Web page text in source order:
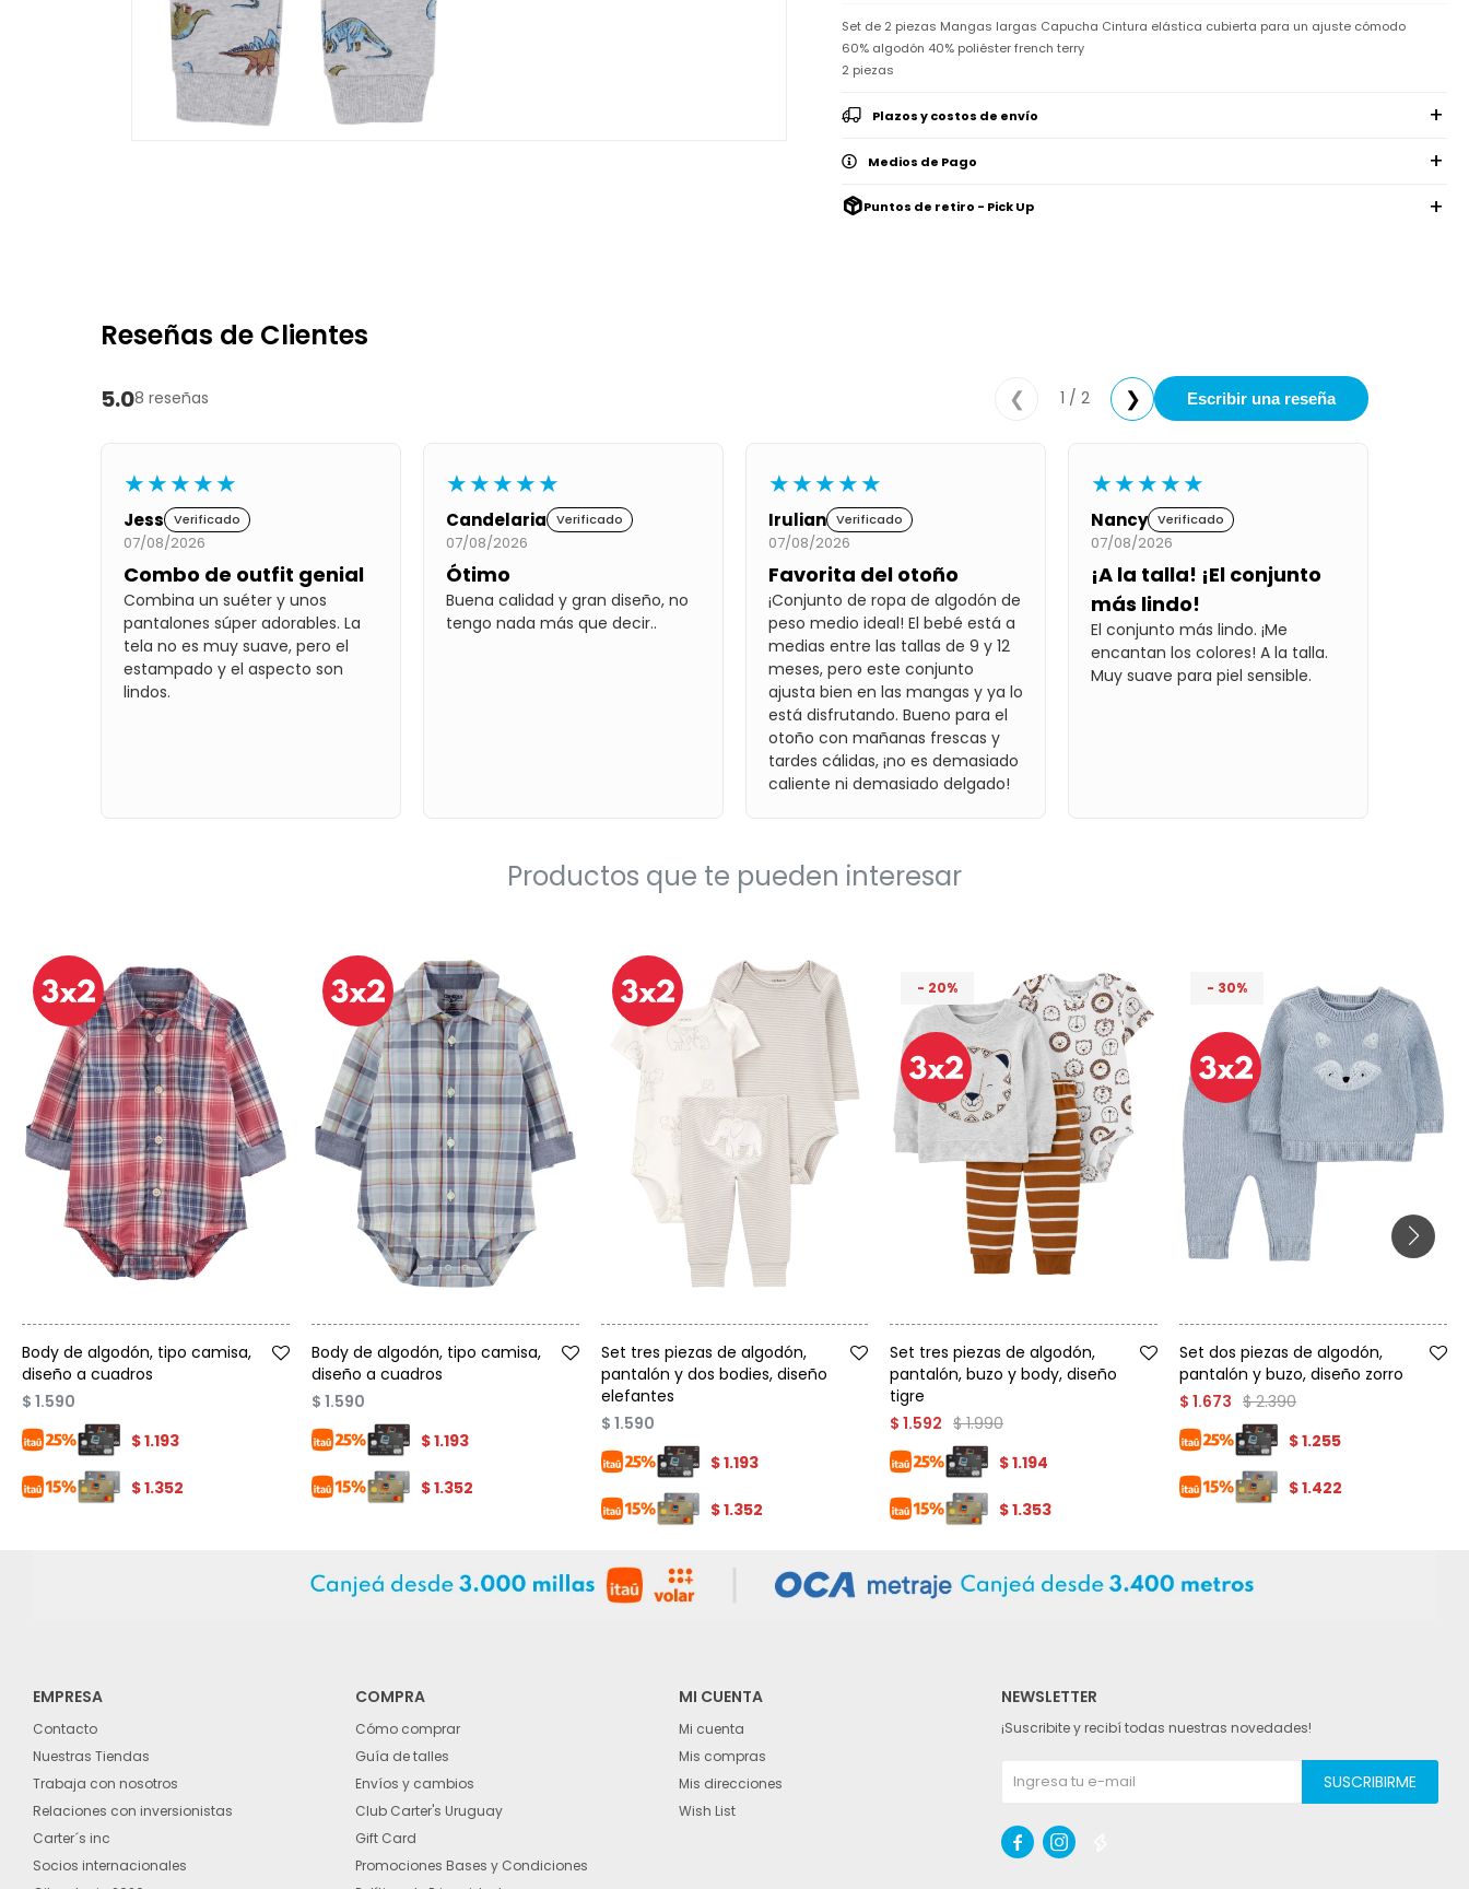
Set de 2 piezas Mangas largas Capucha Cintura elástica cubierta para un ajuste cómodo
60% algodón 40% poliéster french terry
2 piezas
Plazos y costos de envío
Medios de Pago
Puntos de retiro - Pick Up
Reseñas de Clientes
5.08 reseñas ❮ 1 / 2 ❯ Escribir una reseña
★★★★★
Jess Verificado
07/08/2026
Combo de outfit genial
Combina un suéter y unos
pantalones súper adorables. La
tela no es muy suave, pero el
estampado y el aspecto son
lindos.
★★★★★
Candelaria Verificado
07/08/2026
Ótimo
Buena calidad y gran diseño, no
tengo nada más que decir..
★★★★★
Irulian Verificado
07/08/2026
Favorita del otoño
¡Conjunto de ropa de algodón de
peso medio ideal! El bebé está a
medias entre las tallas de 9 y 12
meses, pero este conjunto
ajusta bien en las mangas y ya lo
está disfrutando. Bueno para el
otoño con mañanas frescas y
tardes cálidas, ¡no es demasiado
caliente ni demasiado delgado!
★★★★★
Nancy Verificado
07/08/2026
¡A la talla! ¡El conjunto
más lindo!
El conjunto más lindo. ¡Me
encantan los colores! A la talla.
Muy suave para piel sensible.
Productos que te pueden interesar
Body de algodón, tipo camisa,
diseño a cuadros
$ 1.590
$1.193
$1.352
Body de algodón, tipo camisa,
diseño a cuadros
$ 1.590
$1.193
$1.352
Set tres piezas de algodón,
pantalón y dos bodies, diseño
elefantes
$ 1.590
$1.193
$1.352
20
Set tres piezas de algodón,
pantalón, buzo y body, diseño
tigre
$ 1.592 $ 1.990
$1.194
$1.353
30
Set dos piezas de algodón,
pantalón y buzo, diseño zorro
$ 1.673 $ 2.390
$1.255
$1.422
EMPRESA
Contacto
Nuestras Tiendas
Trabaja con nosotros
Relaciones con inversionistas
Carter´s inc
Socios internacionales
COMPRA
Cómo comprar
Guía de talles
Envíos y cambios
Club Carter's Uruguay
Gift Card
Promociones Bases y Condiciones
MI CUENTA
Mi cuenta
Mis compras
Mis direcciones
Wish List
NEWSLETTER
¡Suscribite y recibí todas nuestras novedades!
SUSCRIBIRME
 